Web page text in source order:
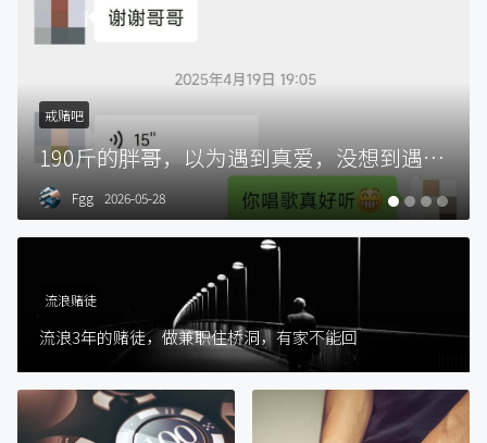
戒赌吧
190斤的胖哥，以为遇到真爱，没想到遇到了女赌徒，两个月被骗走30万
Fgg 2026-05-28
流浪赌徒
流浪3年的赌徒，做兼职住桥洞，有家不能回